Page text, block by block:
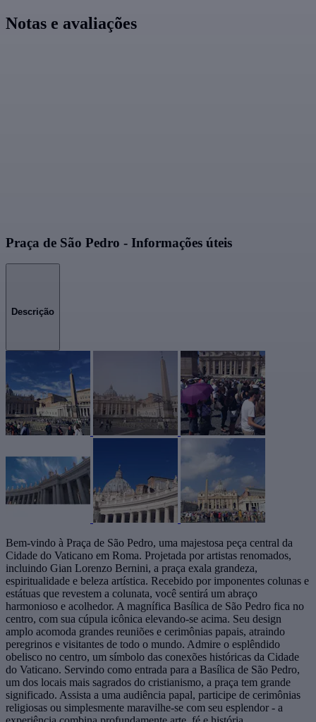
Notas e avaliações
Praça de São Pedro - Informações úteis
Descrição
Bem-vindo à Praça de São Pedro, uma majestosa peça central da
Cidade do Vaticano em Roma. Projetada por artistas renomados,
incluindo Gian Lorenzo Bernini, a praça exala grandeza,
espiritualidade e beleza artística. Recebido por imponentes colunas e
estátuas que revestem a colunata, você sentirá um abraço
harmonioso e acolhedor. A magnífica Basílica de São Pedro fica no
centro, com sua cúpula icônica elevando-se acima. Seu design
amplo acomoda grandes reuniões e cerimônias papais, atraindo
peregrinos e visitantes de todo o mundo. Admire o esplêndido
obelisco no centro, um símbolo das conexões históricas da Cidade
do Vaticano. Servindo como entrada para a Basílica de São Pedro,
um dos locais mais sagrados do cristianismo, a praça tem grande
significado. Assista a uma audiência papal, participe de cerimônias
religiosas ou simplesmente maravilhe-se com seu esplendor - a